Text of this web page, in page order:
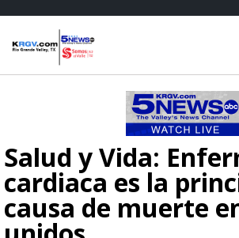
Salud y Vida:
cardiaca es la
causa de muerte